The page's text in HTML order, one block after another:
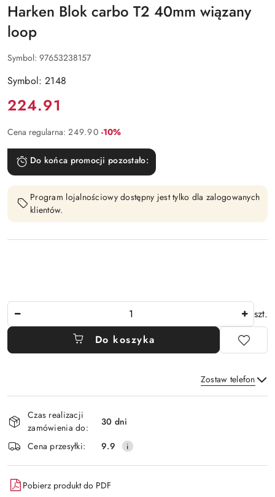
Harken Blok carbo T2 40mm wiązany
loop
Symbol: 97653238157
Symbol: 2148
Cena:
224.91
Cena regularna: 249.90 Rabat:
-10%
Do końca promocji pozostało:
Program lojalnościowy dostępny jest tylko dla zalogowanych
klientów.
szt.
Do koszyka
Zostaw telefon
i
dostawa
Czas realizacji
zamówienia do:
30 dni
Cena przesyłki:
9.9
Pobierz produkt do PDF